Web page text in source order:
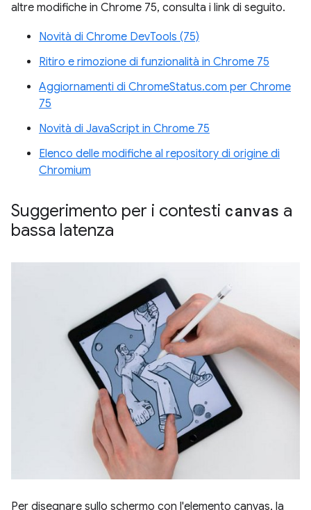
altre modifiche in Chrome 75, consulta i link di seguito.
Novità di Chrome DevTools (75)
Ritiro e rimozione di funzionalità in Chrome 75
Aggiornamenti di ChromeStatus.com per Chrome
75
Novità di JavaScript in Chrome 75
Elenco delle modifiche al repository di origine di
Chromium
Suggerimento per i contesti canvas a
bassa latenza
Per disegnare sullo schermo con l'elemento canvas, la